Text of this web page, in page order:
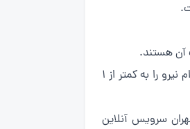
آن هستند.
اگر شما عزیزان از یخچال‌فریزر برند گری در منزل خود استفاده می‌کنید دیگر نگران نباشید مجموعه ما با داشتن بیش از 5 شعبه فعال در سراسر تهران اعزام نیرو را به کمتر از 1
سرویس آنلاین